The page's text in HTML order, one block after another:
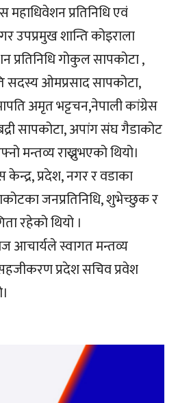
महाधिवेशन प्रतिनिधि एवं
उपप्रमुख शान्ति कोइराला
प्रतिनिधि गोकुल सापकोटा ,
सदस्य ओमप्रसाद सापकोटा,
अमृत भट्टचन,नेपाली कांग्रेस
सापकोटा, अपांग संघ गैडाकोट
मन्तव्य राख्नुभएको थियो।
केन्द्र, प्रदेश, नगर र वडाका
जनप्रतिनिधि, शुभेच्छुक र
रहेको थियो ।
आचार्यले स्वागत मन्तव्य
प्रदेश सचिव प्रवेश